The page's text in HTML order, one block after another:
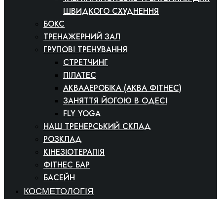
ШВИДКОГО СХУДНЕННЯ
БОКС
ТРЕНАЖЕРНИЙ ЗАЛ
ГРУПОВІ ТРЕНУВАННЯ
СТРЕТЧИНГ
ПІЛАТЕС
АКВААЕРОБІКА (АКВА ФІТНЕС)
ЗАНЯТТЯ ЙОГОЮ В ОДЕСІ
FLY YOGA
НАШ ТРЕНЕРСЬКИЙ СКЛАД
РОЗКЛАД
КІНЕЗІОТЕРАПІЯ
ФІТНЕС БАР
БАСЕЙН
КОСМЕТОЛОГІЯ